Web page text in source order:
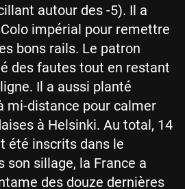
autour des -5). Il a
impérial pour remettre
bons rails. Le patron
des fautes tout en restant
Il a aussi planté
mi-distance pour calmer
à Helsinki. Au total, 14
été inscrits dans le
son sillage, la France a
des douze dernières